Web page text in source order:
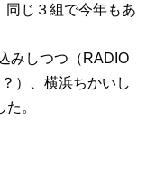
じ３組で今年もあ
みしつつ（RADIO
）、横浜ちかいし
。